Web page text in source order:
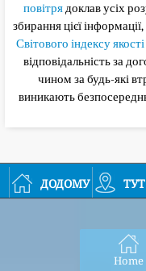
повітрядоклав усіх
збирання цієї
Світового індексу
відповідальність за
чином за будь-які
виникають
додому тут
Home